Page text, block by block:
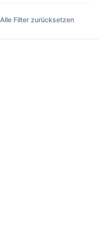
Alle Filter zurücksetzen